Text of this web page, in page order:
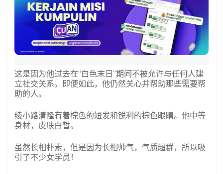
这是因为他过去在“白色末日”期间不被允许与任何人建
立社交关系。即便如此，他仍然关心并帮助那些需要帮
助的人。
绫小路清隆有着棕色的短发和锐利的棕色眼睛。他中等
身材，皮肤白皙。
虽然长相朴素，但是因为长相帅气，气质超群，所以吸
引了不少女学员！